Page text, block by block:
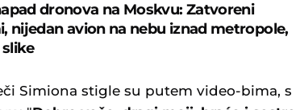
dronova na Moskvu: Zatvoreni
nijedan avion na nebu iznad metropole,
Simiona stigle su putem video-bima, s